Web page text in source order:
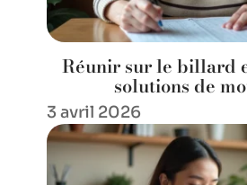
Réunir sur le billard
solutions de
3 avril 2026